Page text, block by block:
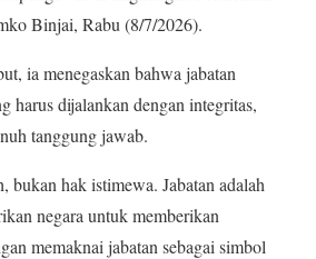
Binjai, Rabu (8/7/2026).
ia menegaskan bahwa jabatan
harus dijalankan dengan integritas,
tanggung jawab.
bukan hak istimewa. Jabatan adalah
negara untuk memberikan
memaknai jabatan sebagai simbol